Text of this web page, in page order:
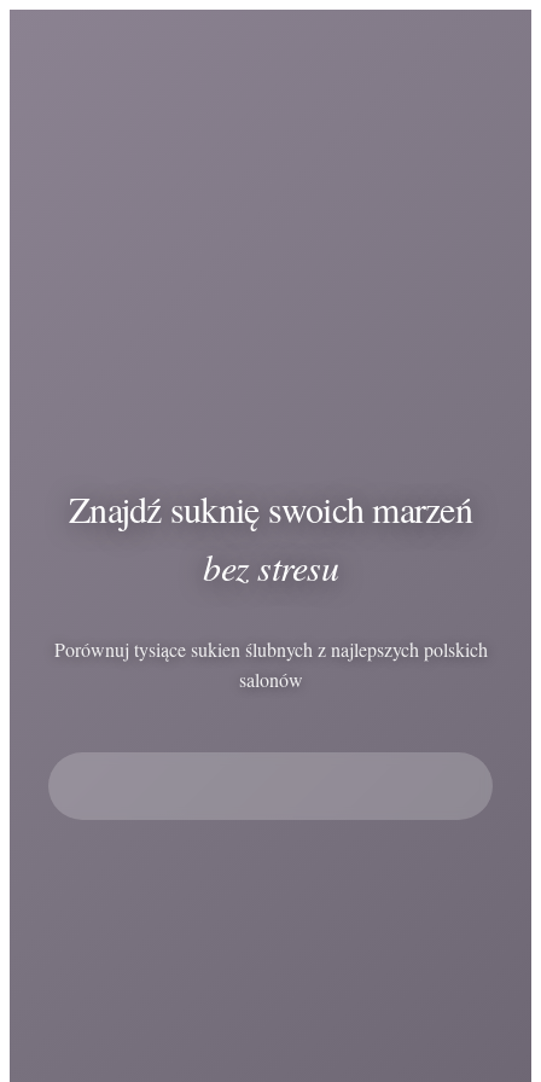
Znajdź suknię swoich marzeń
bez stresu
Porównuj tysiące sukien ślubnych z najlepszych polskich
salonów